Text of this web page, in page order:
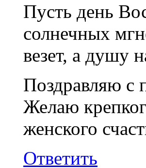
Пусть день
солнечных
везет, а душу
Поздравляю с
Желаю
женского
Ответить